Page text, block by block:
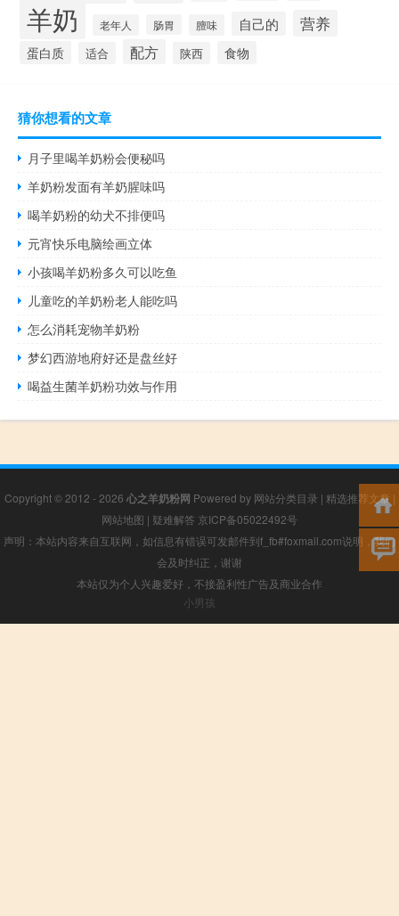
羊奶 老年人 肠胃 膻味 自己的 营养
蛋白质 适合 配方 陕西 食物
猜你想看的文章
月子里喝羊奶粉会便秘吗
羊奶粉发面有羊奶腥味吗
喝羊奶粉的幼犬不排便吗
元宵快乐电脑绘画立体
小孩喝羊奶粉多久可以吃鱼
儿童吃的羊奶粉老人能吃吗
怎么消耗宠物羊奶粉
梦幻西游地府好还是盘丝好
喝益生菌羊奶粉功效与作用
Copyright © 2012 - 2026 心之羊奶粉网 Powered by 网站分类目录 | 精选推荐文章 |
网站地图 | 疑难解答 京ICP备05022492号
声明：本站内容来自互联网，如信息有错误可发邮件到f_fb#foxmail.com说明，我们
会及时纠正，谢谢
本站仅为个人兴趣爱好，不接盈利性广告及商业合作
小男孩